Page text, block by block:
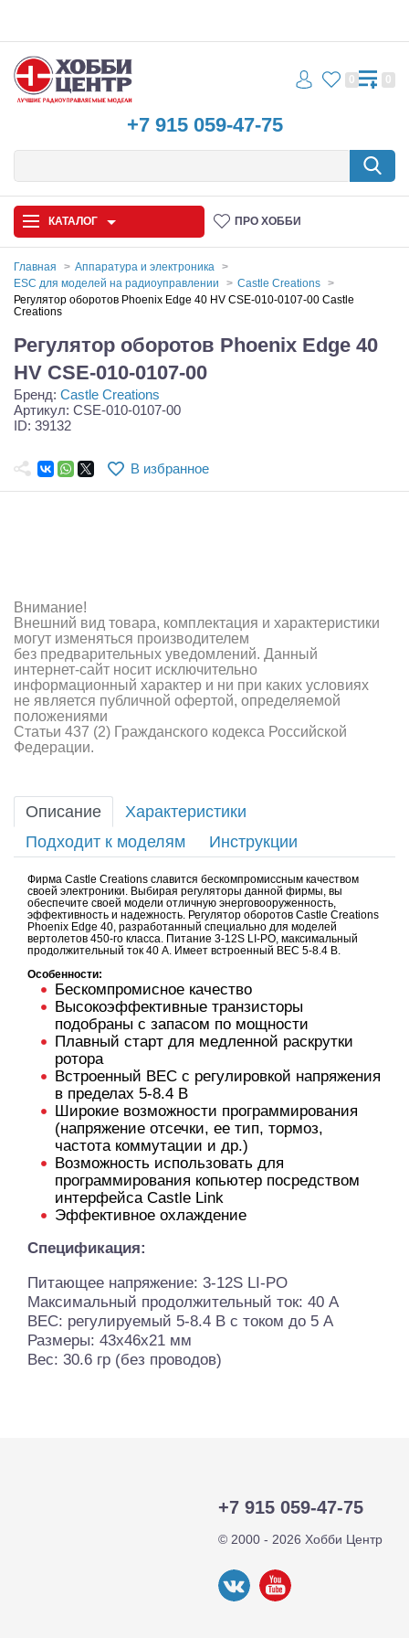
+7 915 059-47-75
0 0
КАТАЛОГ ПРО ХОББИ
Автомодели
Запчасти и аксессуары
Игрушки
Самолеты
Судомодели
Аккумуляторы и батарейки
Зарядные устройства и блоки питания
Двигатели
Технические жидкости
Оптовая продажа запчастей для моделей
Главная
Аппаратура и электроника
ESC для моделей на радиоуправлении
Castle Creations
Регулятор оборотов Phoenix Edge 40 HV CSE-010-0107-00 Castle
Creations
Регулятор оборотов Phoenix Edge 40
HV CSE-010-0107-00
Бренд: Castle Creations
Артикул: CSE-010-0107-00
ID: 39132
В избранное
Внимание!
Внешний вид товара, комплектация и характеристики
могут изменяться производителем
без предварительных уведомлений. Данный
интернет-сайт носит исключительно
информационный характер и ни при каких условиях
не является публичной офертой, определяемой
положениями
Статьи 437 (2) Гражданского кодекса Российской
Федерации.
Описание
Характеристики
Подходит к моделям
Инструкции
Фирма Castle Creations славится бескомпромиссным качеством
своей электроники. Выбирая регуляторы данной фирмы, вы
обеспечите своей модели отличную энерговооруженность,
эффективность и надежность. Регулятор оборотов Castle Creations
Phoenix Edge 40, разработанный специально для моделей
вертолетов 450-го класса. Питание 3-12S LI-PO, максимальный
продолжительный ток 40 А. Имеет встроенный BEC 5-8.4 В.
Особенности:
Бескомпромисное качество
Высокоэффективные транзисторы
подобраны с запасом по мощности
Плавный старт для медленной раскрутки
ротора
Встроенный BEC с регулировкой напряжения
в пределах 5-8.4 В
Широкие возможности программирования
(напряжение отсечки, ее тип, тормоз,
частота коммутации и др.)
Возможность использовать для
программирования копьютер посредством
интерфейса Castle Link
Эффективное охлаждение
Спецификация:
Питающее напряжение: 3-12S LI-PO
Максимальный продолжительный ток: 40 А
BEC: регулируемый 5-8.4 В с током до 5 А
Размеры: 43х46х21 мм
Вес: 30.6 гр (без проводов)
+7 915 059-47-75
© 2000 - 2026 Хобби Центр